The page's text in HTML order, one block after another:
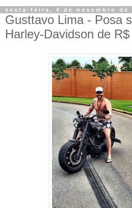
sexta-feira, 4 de novembro de
Gusttavo Lima - Posa
Harley-Davidson de R$